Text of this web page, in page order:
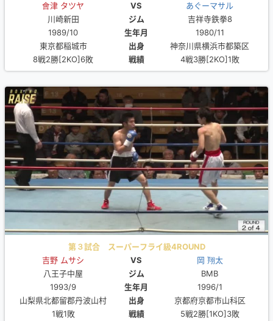
會津 タツヤ
VS
あぐーマサル
川崎新田
ジム
吉祥寺鉄拳8
1989/10
生年月
1980/11
東京都稲城市
出身
神奈川県横浜市都築区
8戦2勝[2KO]6敗
戦績 4戦3勝[2KO]1敗
第３試合 スーパーフライ級4ROUND
吉野 ムサシ
VS
岡 翔太
八王子中屋
ジム
BMB
1993/9
生年月
1996/1
山梨県北都留郡丹波山村
出身
京都府京都市山科区
1戦1敗
戦績 5戦2勝[1KO]3敗